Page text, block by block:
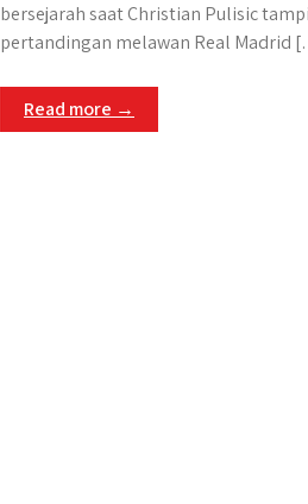
bersejarah saat Christian Pulisic
pertandingan melawan Real Madrid
Read more →